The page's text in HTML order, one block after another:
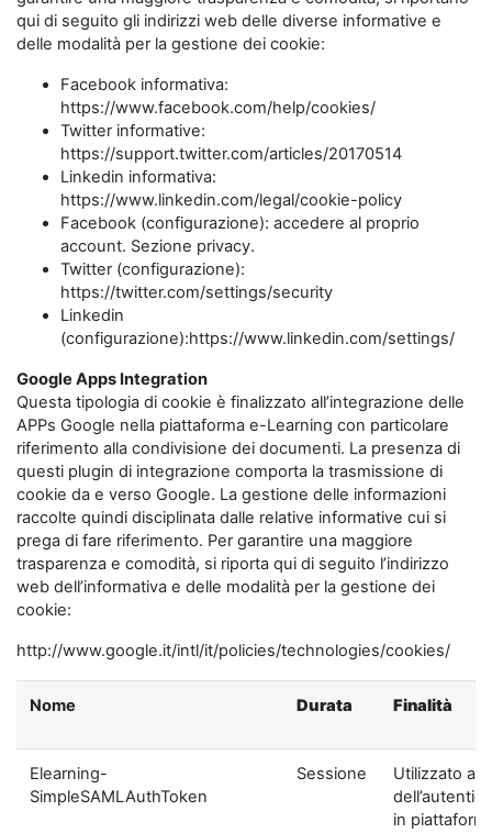
qui di seguito gli indirizzi web delle diverse informative e
delle modalità per la gestione dei cookie:
Facebook informativa:
https://www.facebook.com/help/cookies/
Twitter informative:
https://support.twitter.com/articles/20170514
Linkedin informativa:
https://www.linkedin.com/legal/cookie-policy
Facebook (configurazione): accedere al proprio
account. Sezione privacy.
Twitter (configurazione):
https://twitter.com/settings/security
Linkedin
(configurazione):https://www.linkedin.com/settings/
Google Apps Integration
Questa tipologia di cookie è finalizzato all’integrazione delle
APPs Google nella piattaforma e-Learning con particolare
riferimento alla condivisione dei documenti. La presenza di
questi plugin di integrazione comporta la trasmissione di
cookie da e verso Google. La gestione delle informazioni
raccolte quindi disciplinata dalle relative informative cui si
prega di fare riferimento. Per garantire una maggiore
trasparenza e comodità, si riporta qui di seguito l’indirizzo
web dell’informativa e delle modalità per la gestione dei
cookie:
http://www.google.it/intl/it/policies/technologies/cookies/
Nome Durata Finalità
Elearning-
SimpleSAMLAuthToken
Sessione
Utilizzato ai
in